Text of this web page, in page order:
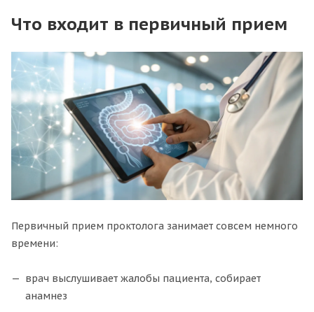
Что входит в первичный прием
Первичный прием проктолога занимает совсем немного
времени:
врач выслушивает жалобы пациента, собирает
анамнез